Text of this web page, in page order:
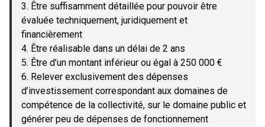
3. Être suffisamment détaillée pour pouvoir être
évaluée techniquement, juridiquement et
financièrement
4. Être réalisable dans un délai de 2 ans
5. Être d’un montant inférieur ou égal à 250 000 €
6. Relever exclusivement des dépenses
d’investissement correspondant aux domaines de
compétence de la collectivité, sur le domaine public et
générer peu de dépenses de fonctionnement